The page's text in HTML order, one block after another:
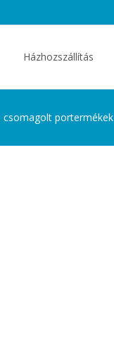
Házhozszállítás
csomagolt portermékek